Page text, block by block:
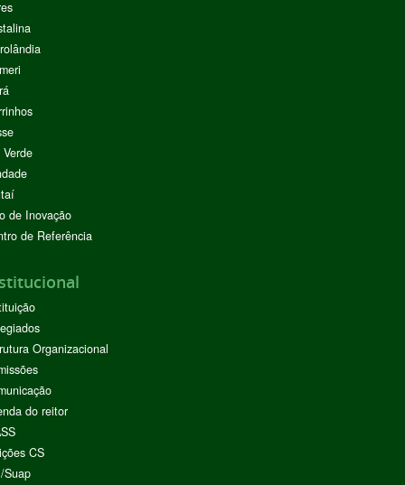
de Inovação
de Referência
Organizacional
do reitor
CS
Suap